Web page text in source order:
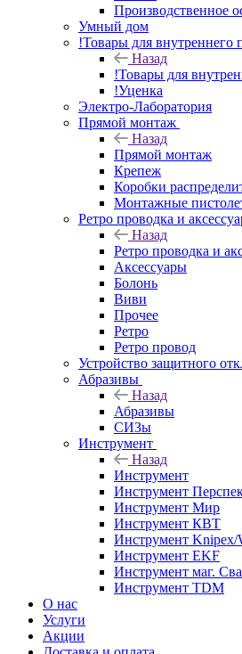
Производственное
Умный дом
!Товары для внутреннего
Назад
!Товары для
!Уценка
Электро-Лаборатория
Прямой монтаж
Назад
Прямой монтаж
Крепеж
Коробки
Монтажные
Ретро проводка и
Назад
Ретро проводка и
Аксессуары
Болонь
Виви
Прочее
Ретро
Ретро провод
Устройство защитного
Абразивы
Назад
Абразивы
СИЗы
Инструмент
Назад
Инструмент
Инструмент
Инструмент Мир
Инструмент КВТ
Инструмент Knipex/
Инструмент EKF
Инструмент маг.
Инструмент TDM
О нас
Услуги
Акции